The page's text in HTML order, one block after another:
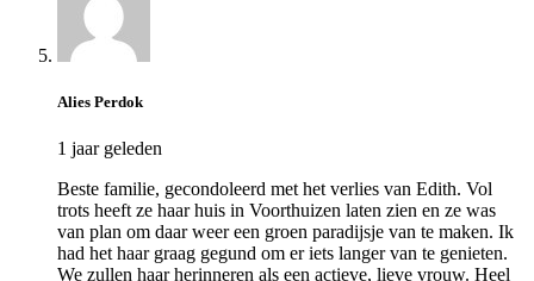
Alies Perdok
1 jaar geleden
Beste familie, gecondoleerd met het verlies van Edith. Vol
trots heeft ze haar huis in Voorthuizen laten zien en ze was
van plan om daar weer een groen paradijsje van te maken. Ik
had het haar graag gegund om er iets langer van te genieten.
We zullen haar herinneren als een actieve, lieve vrouw. Heel